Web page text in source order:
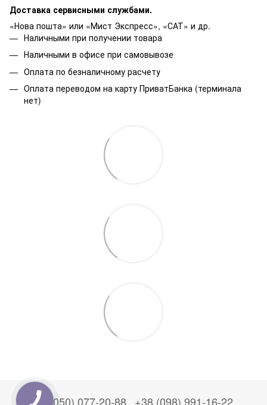
Доставка сервисными службами.
«Нова пошта» или «Мист Экспресс», «САТ» и др.
Наличными при получении товара
Наличными в офисе при самовывозе
Оплата по безналичному расчету
Оплата переводом на карту ПриватБанка (терминала
нет)
+38 (050) 077-20-88 +38 (098) 991-16-22